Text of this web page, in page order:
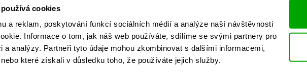
cookies
a reklam, poskytování funkcí sociálních médií a analýze naší návštěvnosti
Informace o tom, jak náš web používáte, sdílíme se svými partnery pro
a analýzy. Partneři tyto údaje mohou zkombinovat s dalšími informacemi,
které získali v důsledku toho, že používáte jejich služby.